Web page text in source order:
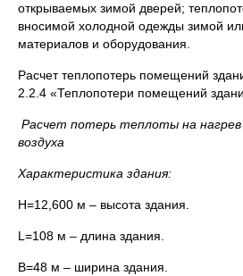
открываемых зимой дверей;
вносимой холодной одежды зимой
материалов и оборудования.
Расчет теплопотерь помещений
2.2.4 «Теплопотери помещений
Расчет потерь теплоты на
воздуха
Характеристика здания:
H=12,600 м – высота здания.
L=108 м – длина здания.
B=48 м – ширина здания.